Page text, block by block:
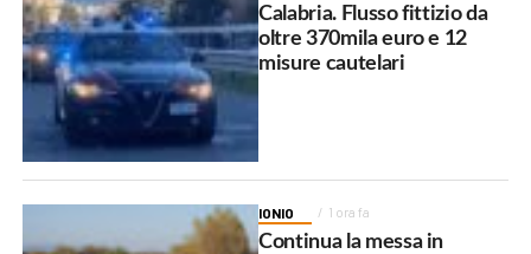
Calabria. Flusso fittizio da
oltre 370mila euro e 12
misure cautelari
IONIO 1 ora fa
Continua la messa in